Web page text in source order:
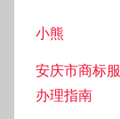
小熊
安庆市商标
办理指南